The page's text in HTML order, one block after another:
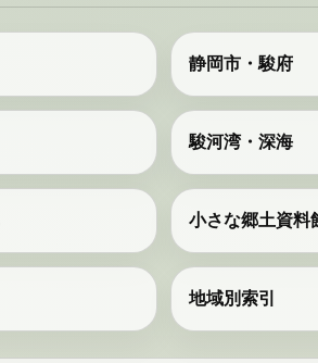
静岡市・駿府
駿河湾・深海
小さな郷土資料
地域別索引